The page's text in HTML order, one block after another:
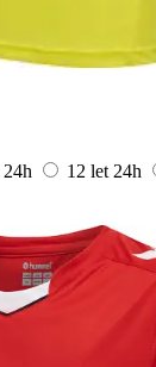
24h 12 let 24h